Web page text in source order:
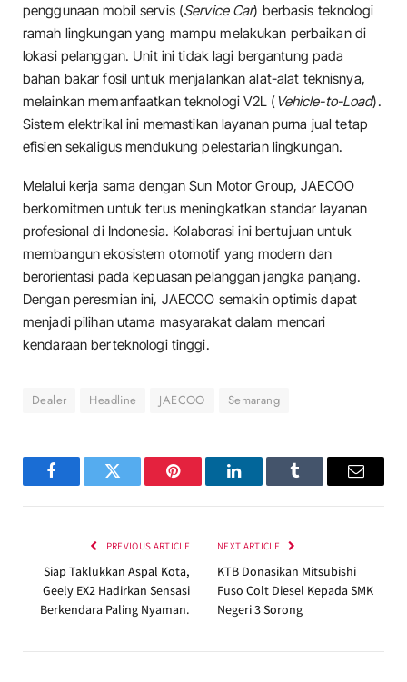
penggunaan mobil servis (Service Car) berbasis teknologi
ramah lingkungan yang mampu melakukan perbaikan di
lokasi pelanggan. Unit ini tidak lagi bergantung pada
bahan bakar fosil untuk menjalankan alat-alat teknisnya,
melainkan memanfaatkan teknologi V2L (Vehicle-to-Load).
Sistem elektrikal ini memastikan layanan purna jual tetap
efisien sekaligus mendukung pelestarian lingkungan.
Melalui kerja sama dengan Sun Motor Group, JAECOO
berkomitmen untuk terus meningkatkan standar layanan
profesional di Indonesia. Kolaborasi ini bertujuan untuk
membangun ekosistem otomotif yang modern dan
berorientasi pada kepuasan pelanggan jangka panjang.
Dengan peresmian ini, JAECOO semakin optimis dapat
menjadi pilihan utama masyarakat dalam mencari
kendaraan berteknologi tinggi.
Dealer Headline JAECOO Semarang
FacebookTwitter Pinterest LinkedInTumblr Email
PREVIOUS ARTICLE
Siap Taklukkan Aspal Kota,
Geely EX2 Hadirkan Sensasi
Berkendara Paling Nyaman.
NEXT ARTICLE
KTB Donasikan Mitsubishi
Fuso Colt Diesel Kepada SMK
Negeri 3 Sorong